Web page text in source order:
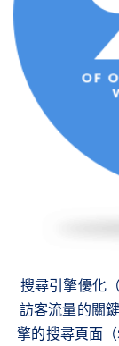
搜尋引擎優化
訪客流量的關
擎的搜尋頁面